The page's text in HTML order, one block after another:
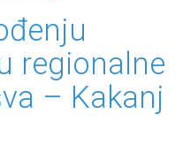
regionalne
– Kakanj